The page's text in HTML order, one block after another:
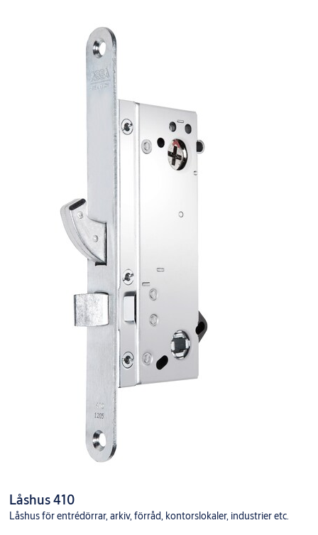
Låshus 410
Låshus för entrédörrar, arkiv, förråd, kontorslokaler, industrier etc.